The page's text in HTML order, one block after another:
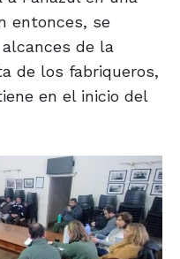
entonces, se
de la
de los fabriqueros,
en el inicio del